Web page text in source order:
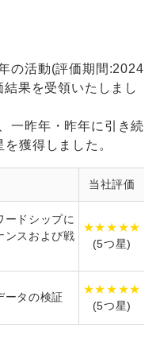
の活動(評価期間:2024
果を受領いたしまし
一昨年・昨年に引き続
獲得しました。
当社評価
ードシップに
ンスおよび戦
★★★★★
(5つ星)
ータの検証
★★★★★
(5つ星)